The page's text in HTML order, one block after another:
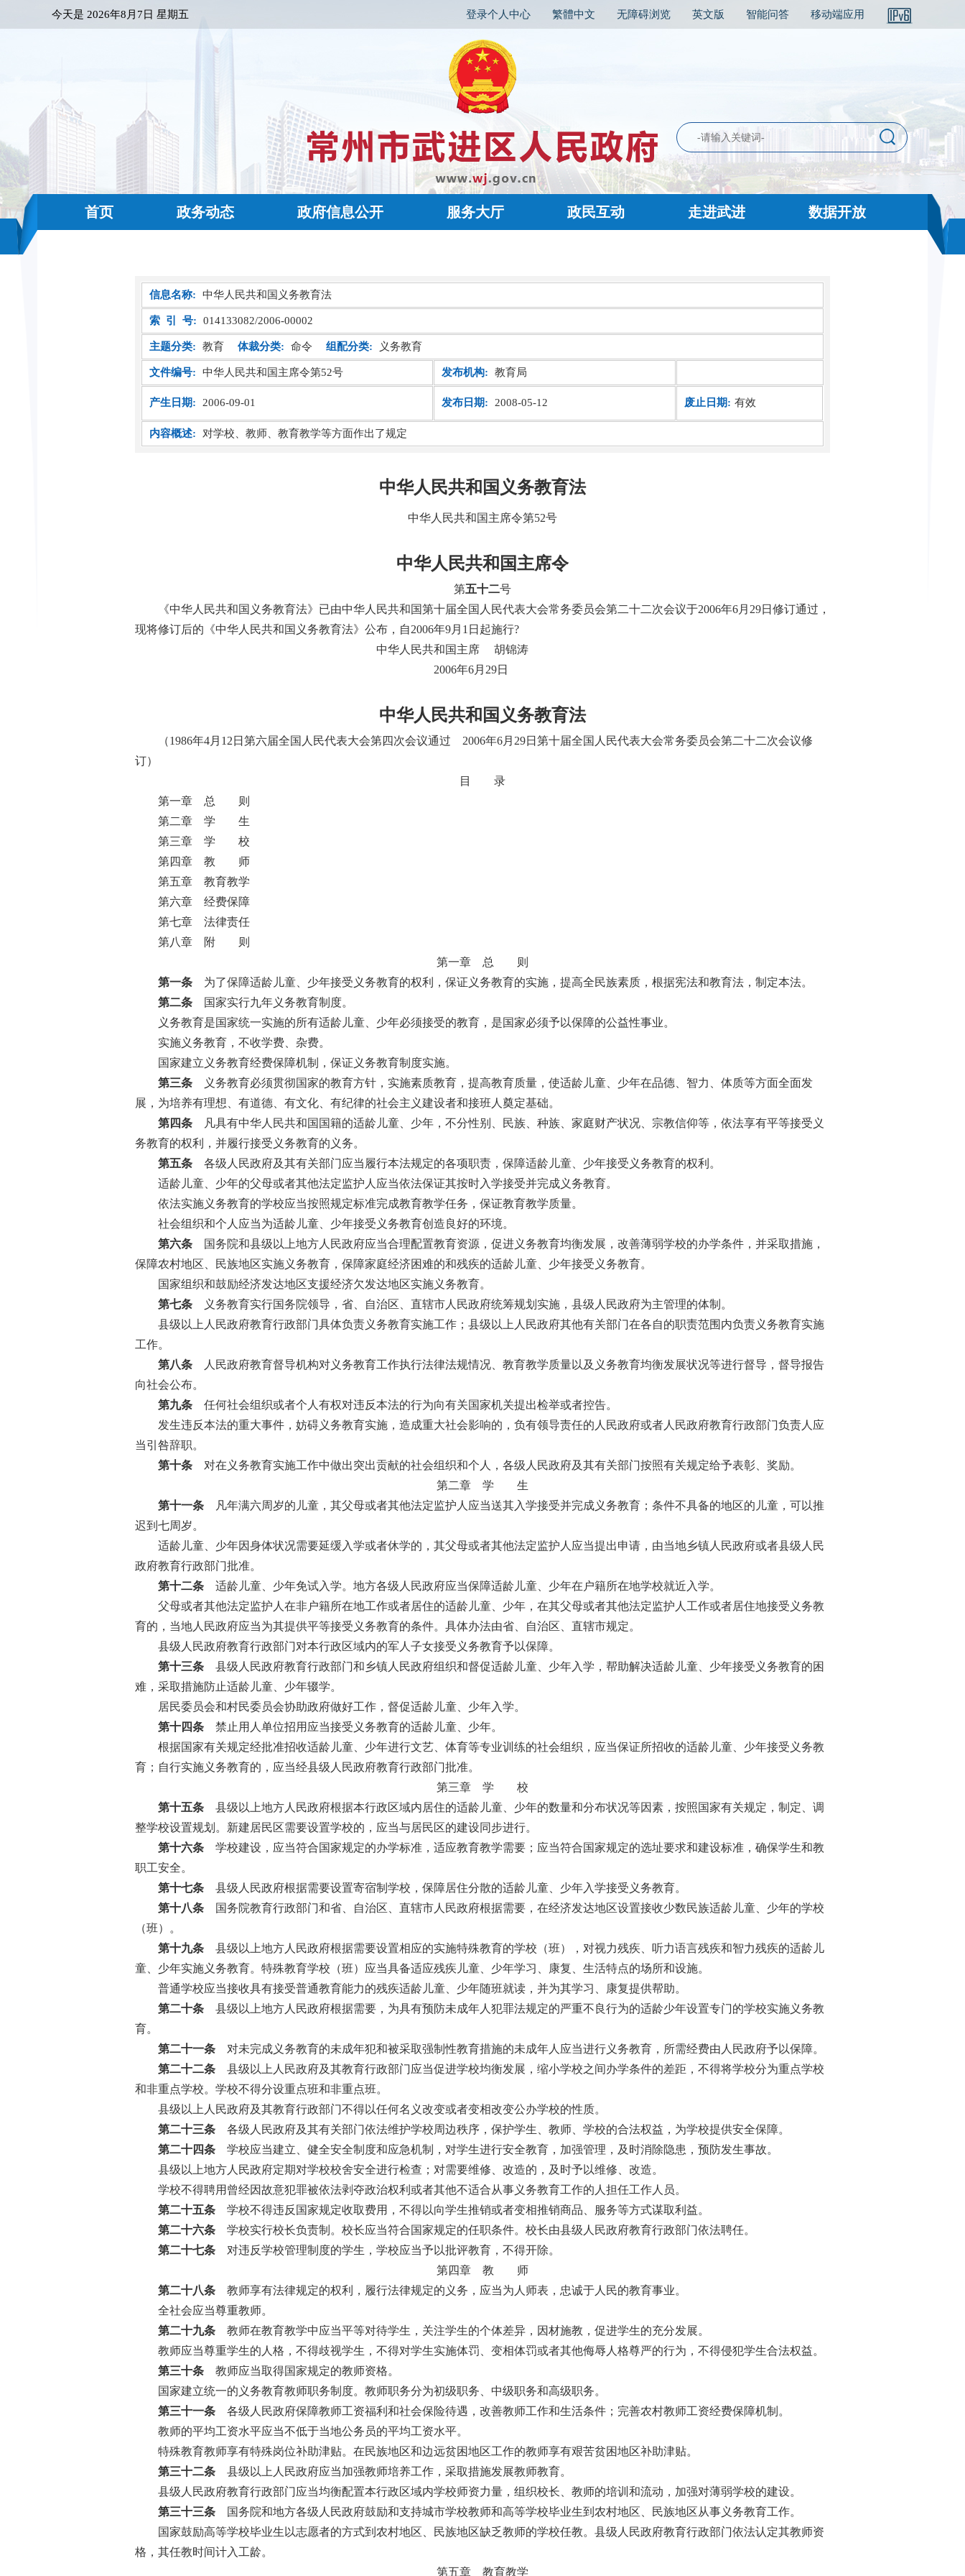
今天是 2026年8月7日 星期五 登录个人中心 繁體中文 无障碍浏览 英文版 智能问答 移动端应用
首页 政务动态 政府信息公开 服务大厅 政民互动 走进武进 数据开放
信息名称: 中华人民共和国义务教育法
索 引 号: 014133082/2006-00002
主题分类: 教育 体裁分类: 命令 组配分类: 义务教育
文件编号: 中华人民共和国主席令第52号 发布机构: 教育局
产生日期: 2006-09-01 发布日期: 2008-05-12 废止日期: 有效
内容概述: 对学校、教师、教育教学等方面作出了规定
中华人民共和国义务教育法
中华人民共和国主席令第52号
中华人民共和国主席令
第五十二号
《中华人民共和国义务教育法》已由中华人民共和国第十届全国人民代表大会常务委员会第二十二次会议于2006年6月 29日修订通过，
现将修订后的《中华人民共和国义务教育法》公布，自2006年9月 1 日起施行?
中华人民共和国主席 胡锦涛
2006年6月 29日
中华人民共和国义务教育法
（1986年4月 12 日第六届全国人民代表大会第四次会议通过 2006年6月 29日第十届全国人民代表大会常务委员会第二十二次会议修
订）
目 录
第一章 总 则
第二章 学 生
第三章 学 校
第四章 教 师
第五章 教育教学
第六章 经费保障
第七章 法律责任
第八章 附 则
第一章 总 则
第一条 为了保障适龄儿童、少年接受义务教育的权利，保证义务教育的实施，提高全民族素质，根据宪法和教育法，制定本法。
第二条 国家实行九年义务教育制度。
义务教育是国家统一实施的所有适龄儿童、少年必须接受的教育，是国家必须予以保障的公益性事业。
实施义务教育，不收学费、杂费。
国家建立义务教育经费保障机制，保证义务教育制度实施。
第三条 义务教育必须贯彻国家的教育方针，实施素质教育，提高教育质量，使适龄儿童、少年在品德、智力、体质等方面全面发
展，为培养有理想、有道德、有文化、有纪律的社会主义建设者和接班人奠定基础。
第四条 凡具有中华人民共和国国籍的适龄儿童、少年，不分性别、民族、种族、家庭财产状况、宗教信仰等，依法享有平等接受义
务教育的权利，并履行接受义务教育的义务。
第五条 各级人民政府及其有关部门应当履行本法规定的各项职责，保障适龄儿童、少年接受义务教育的权利。
适龄儿童、少年的父母或者其他法定监护人应当依法保证其按时入学接受并完成义务教育。
依法实施义务教育的学校应当按照规定标准完成教育教学任务，保证教育教学质量。
社会组织和个人应当为适龄儿童、少年接受义务教育创造良好的环境。
第六条 国务院和县级以上地方人民政府应当合理配置教育资源，促进义务教育均衡发展，改善薄弱学校的办学条件，并采取措施，
保障农村地区、民族地区实施义务教育，保障家庭经济困难的和残疾的适龄儿童、少年接受义务教育。
国家组织和鼓励经济发达地区支援经济欠发达地区实施义务教育。
第七条 义务教育实行国务院领导，省、自治区、直辖市人民政府统筹规划实施，县级人民政府为主管理的体制。
县级以上人民政府教育行政部门具体负责义务教育实施工作；县级以上人民政府其他有关部门在各自的职责范围内负责义务教育实施
工作。
第八条 人民政府教育督导机构对义务教育工作执行法律法规情况、教育教学质量以及义务教育均衡发展状况等进行督导，督导报告
向社会公布。
第九条 任何社会组织或者个人有权对违反本法的行为向有关国家机关提出检举或者控告。
发生违反本法的重大事件，妨碍义务教育实施，造成重大社会影响的，负有领导责任的人民政府或者人民政府教育行政部门负责人应
当引咎辞职。
第十条 对在义务教育实施工作中做出突出贡献的社会组织和个人，各级人民政府及其有关部门按照有关规定给予表彰、奖励。
第二章 学 生
第十一条 凡年满六周岁的儿童，其父母或者其他法定监护人应当送其入学接受并完成义务教育；条件不具备的地区的儿童，可以推
迟到七周岁。
适龄儿童、少年因身体状况需要延缓入学或者休学的，其父母或者其他法定监护人应当提出申请，由当地乡镇人民政府或者县级人民
政府教育行政部门批准。
第十二条 适龄儿童、少年免试入学。地方各级人民政府应当保障适龄儿童、少年在户籍所在地学校就近入学。
父母或者其他法定监护人在非户籍所在地工作或者居住的适龄儿童、少年，在其父母或者其他法定监护人工作或者居住地接受义务教
育的，当地人民政府应当为其提供平等接受义务教育的条件。具体办法由省、自治区、直辖市规定。
县级人民政府教育行政部门对本行政区域内的军人子女接受义务教育予以保障。
第十三条 县级人民政府教育行政部门和乡镇人民政府组织和督促适龄儿童、少年入学，帮助解决适龄儿童、少年接受义务教育的困
难，采取措施防止适龄儿童、少年辍学。
居民委员会和村民委员会协助政府做好工作，督促适龄儿童、少年入学。
第十四条 禁止用人单位招用应当接受义务教育的适龄儿童、少年。
根据国家有关规定经批准招收适龄儿童、少年进行文艺、体育等专业训练的社会组织，应当保证所招收的适龄儿童、少年接受义务教
育；自行实施义务教育的，应当经县级人民政府教育行政部门批准。
第三章 学 校
第十五条 县级以上地方人民政府根据本行政区域内居住的适龄儿童、少年的数量和分布状况等因素，按照国家有关规定，制定、调
整学校设置规划。新建居民区需要设置学校的，应当与居民区的建设同步进行。
第十六条 学校建设，应当符合国家规定的办学标准，适应教育教学需要；应当符合国家规定的选址要求和建设标准，确保学生和教
职工安全。
第十七条 县级人民政府根据需要设置寄宿制学校，保障居住分散的适龄儿童、少年入学接受义务教育。
第十八条 国务院教育行政部门和省、自治区、直辖市人民政府根据需要，在经济发达地区设置接收少数民族适龄儿童、少年的学校
（班）。
第十九条 县级以上地方人民政府根据需要设置相应的实施特殊教育的学校（班），对视力残疾、听力语言残疾和智力残疾的适龄儿
童、少年实施义务教育。特殊教育学校（班）应当具备适应残疾儿童、少年学习、康复、生活特点的场所和设施。
普通学校应当接收具有接受普通教育能力的残疾适龄儿童、少年随班就读，并为其学习、康复提供帮助。
第二十条 县级以上地方人民政府根据需要，为具有预防未成年人犯罪法规定的严重不良行为的适龄少年设置专门的学校实施义务教
育。
第二十一条 对未完成义务教育的未成年犯和被采取强制性教育措施的未成年人应当进行义务教育，所需经费由人民政府予以保障。
第二十二条 县级以上人民政府及其教育行政部门应当促进学校均衡发展，缩小学校之间办学条件的差距，不得将学校分为重点学校
和非重点学校。学校不得分设重点班和非重点班。
县级以上人民政府及其教育行政部门不得以任何名义改变或者变相改变公办学校的性质。
第二十三条 各级人民政府及其有关部门依法维护学校周边秩序，保护学生、教师、学校的合法权益，为学校提供安全保障。
第二十四条 学校应当建立、健全安全制度和应急机制，对学生进行安全教育，加强管理，及时消除隐患，预防发生事故。
县级以上地方人民政府定期对学校校舍安全进行检查；对需要维修、改造的，及时予以维修、改造。
学校不得聘用曾经因故意犯罪被依法剥夺政治权利或者其他不适合从事义务教育工作的人担任工作人员。
第二十五条 学校不得违反国家规定收取费用，不得以向学生推销或者变相推销商品、服务等方式谋取利益。
第二十六条 学校实行校长负责制。校长应当符合国家规定的任职条件。校长由县级人民政府教育行政部门依法聘任。
第二十七条 对违反学校管理制度的学生，学校应当予以批评教育，不得开除。
第四章 教 师
第二十八条 教师享有法律规定的权利，履行法律规定的义务，应当为人师表，忠诚于人民的教育事业。
全社会应当尊重教师。
第二十九条 教师在教育教学中应当平等对待学生，关注学生的个体差异，因材施教，促进学生的充分发展。
教师应当尊重学生的人格，不得歧视学生，不得对学生实施体罚、变相体罚或者其他侮辱人格尊严的行为，不得侵犯学生合法权益。
第三十条 教师应当取得国家规定的教师资格。
国家建立统一的义务教育教师职务制度。教师职务分为初级职务、中级职务和高级职务。
第三十一条 各级人民政府保障教师工资福利和社会保险待遇，改善教师工作和生活条件；完善农村教师工资经费保障机制。
教师的平均工资水平应当不低于当地公务员的平均工资水平。
特殊教育教师享有特殊岗位补助津贴。在民族地区和边远贫困地区工作的教师享有艰苦贫困地区补助津贴。
第三十二条 县级以上人民政府应当加强教师培养工作，采取措施发展教师教育。
县级人民政府教育行政部门应当均衡配置本行政区域内学校师资力量，组织校长、教师的培训和流动，加强对薄弱学校的建设。
第三十三条 国务院和地方各级人民政府鼓励和支持城市学校教师和高等学校毕业生到农村地区、民族地区从事义务教育工作。
国家鼓励高等学校毕业生以志愿者的方式到农村地区、民族地区缺乏教师的学校任教。县级人民政府教育行政部门依法认定其教师资
格，其任教时间计入工龄。
第五章 教育教学